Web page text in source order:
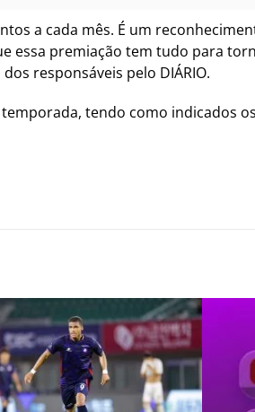
a cada mês. É um
essa premiação tem tudo para
responsáveis pelo DIÁRIO.
tendo como indicados